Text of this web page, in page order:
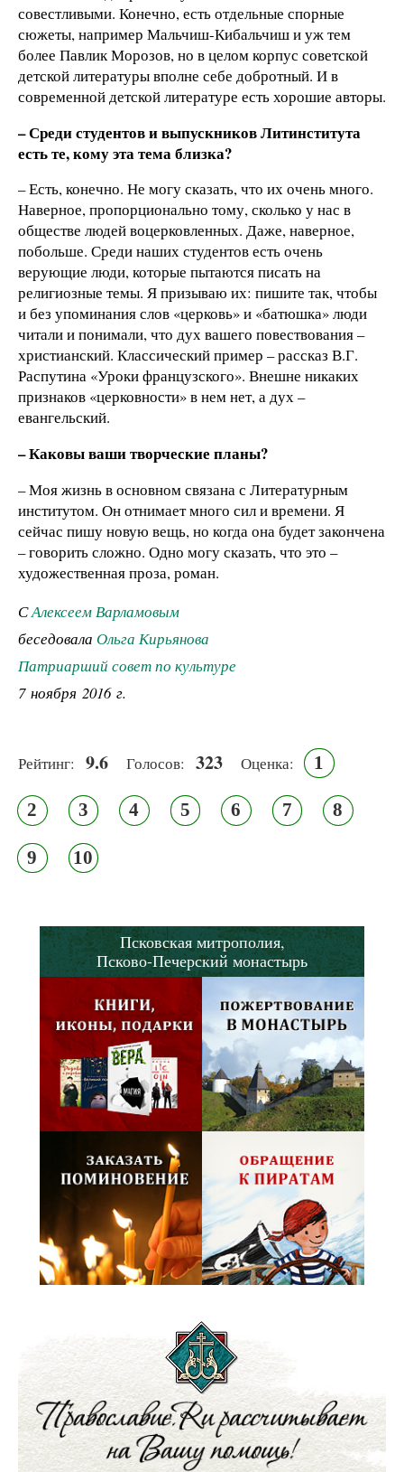
совестливыми. Конечно, есть отдельные спорные
сюжеты, например Мальчиш-Кибальчиш и уж тем
более Павлик Морозов, но в целом корпус советской
детской литературы вполне себе добротный. И в
современной детской литературе есть хорошие авторы.
– Среди студентов и выпускников Литинститута
есть те, кому эта тема близка?
– Есть, конечно. Не могу сказать, что их очень много.
Наверное, пропорционально тому, сколько у нас в
обществе людей воцерковленных. Даже, наверное,
побольше. Среди наших студентов есть очень
верующие люди, которые пытаются писать на
религиозные темы. Я призываю их: пишите так, чтобы
и без упоминания слов «церковь» и «батюшка» люди
читали и понимали, что дух вашего повествования –
христианский. Классический пример – рассказ В.Г.
Распутина «Уроки французского». Внешне никаких
признаков «церковности» в нем нет, а дух –
евангельский.
– Каковы ваши творческие планы?
– Моя жизнь в основном связана с Литературным
институтом. Он отнимает много сил и времени. Я
сейчас пишу новую вещь, но когда она будет закончена
– говорить сложно. Одно могу сказать, что это –
художественная проза, роман.
САлексеем Варламовым
беседовала Ольга Кирьянова
Патриарший совет по культуре
7 ноября 2016 г.
Рейтинг: 9.6 Голосов: 323 Оценка: 1
2 3 4 5 6 7 8
9 10
Псковская митрополия,
Псково-Печерский монастырь